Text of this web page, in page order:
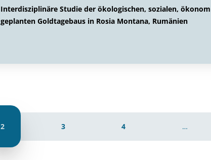
Interdisziplinäre Studie der ökologischen, sozialen,
geplanten Goldtagebaus in Rosia Montana, Rumänien
2 3 4 …